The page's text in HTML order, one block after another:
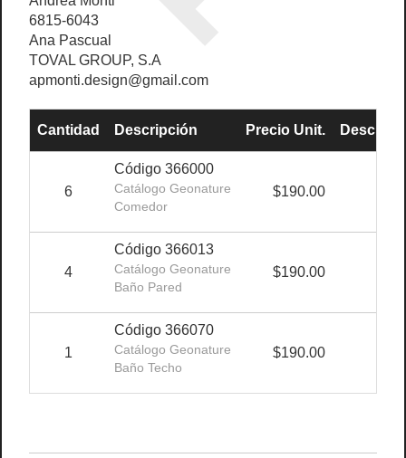
6815-6043
Ana Pascual
TOVAL GROUP, S.A
apmonti.design@gmail.com
Cantidad Descripción Precio Unit.
6
Código 366000
Catálogo Geonature
Comedor
$190.00
4
Código 366013
Catálogo Geonature
Baño Pared
$190.00
1
Código 366070
Catálogo Geonature
Baño Techo
$190.00